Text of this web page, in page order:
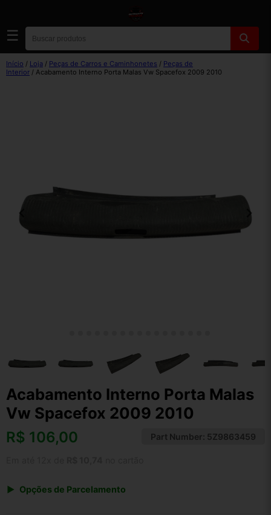
☰
Início / Loja / Peças de Carros e Caminhonetes / Peças de
Interior / Acabamento Interno Porta Malas Vw Spacefox 2009 2010
Acabamento Interno Porta Malas
Vw Spacefox 2009 2010
R$ 106,00 Part Number: 5Z9863459
Opções de Parcelamento